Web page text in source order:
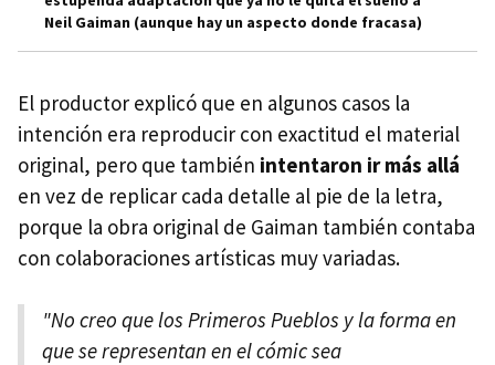
Neil Gaiman (aunque hay un aspecto donde fracasa)
El productor explicó que en algunos casos la
intención era reproducir con exactitud el material
original, pero que también intentaron ir más allá
en vez de replicar cada detalle al pie de la letra,
porque la obra original de Gaiman también contaba
con colaboraciones artísticas muy variadas.
"No creo que los Primeros Pueblos y la forma en
que se representan en el cómic sea